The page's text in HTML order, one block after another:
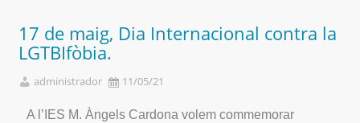
17 de maig, Dia Internacional contra la
LGTBIfòbia.
administrador 11/05/21
A l’IES M. Àngels Cardona volem commemorar